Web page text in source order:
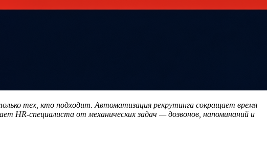
тех, кто подходит. Автоматизация рекрутинга сокращает время
HR-специалиста от механических задач — дозвонов, напоминаний и